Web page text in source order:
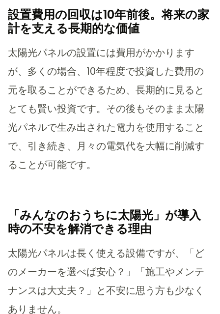
設置費用の回収は10年前後。将来の家
計を支える長期的な価値
太陽光パネルの設置には費用がかかります
が、多くの場合、10年程度で投資した費用の
元を取ることができるため、長期的に見ると
とても賢い投資です。その後もそのまま太陽
光パネルで生み出された電力を使用すること
で、引き続き、月々の電気代を大幅に削減す
ることが可能です。
「みんなのおうちに太陽光」が導入
時の不安を解消できる理由
太陽光パネルは長く使える設備ですが、「ど
のメーカーを選べば安心？」「施工やメンテ
ナンスは大丈夫？」と不安に思う方も少なく
ありません。